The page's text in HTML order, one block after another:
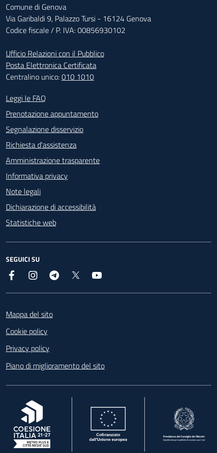
Comune di Genova
Via Garibaldi 9, Palazzo Tursi - 16124 Genova
Codice fiscale / P. IVA: 00856930102
Ufficio Relazioni con il Pubblico
Posta Elettronica Certificata
Centralino unico:010 1010
Footer - Contatti
Leggi le FAQ
Prenotazione appuntamento
Segnalazione disservizio
Richiesta d'assistenza
Amministrazione trasparente
Informativa privacy
Note legali
Dichiarazione di accessibilità
Statistiche web
SEGUICI SU
Facebook InstagramTelegram
Mappa del sito
Cookie policy
Privacy policy
Piano di miglioramento del sito
, apre in una nuova scheda